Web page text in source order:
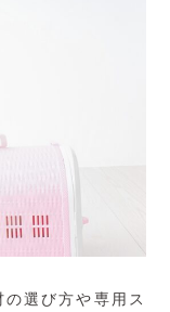
選び方や専用ス